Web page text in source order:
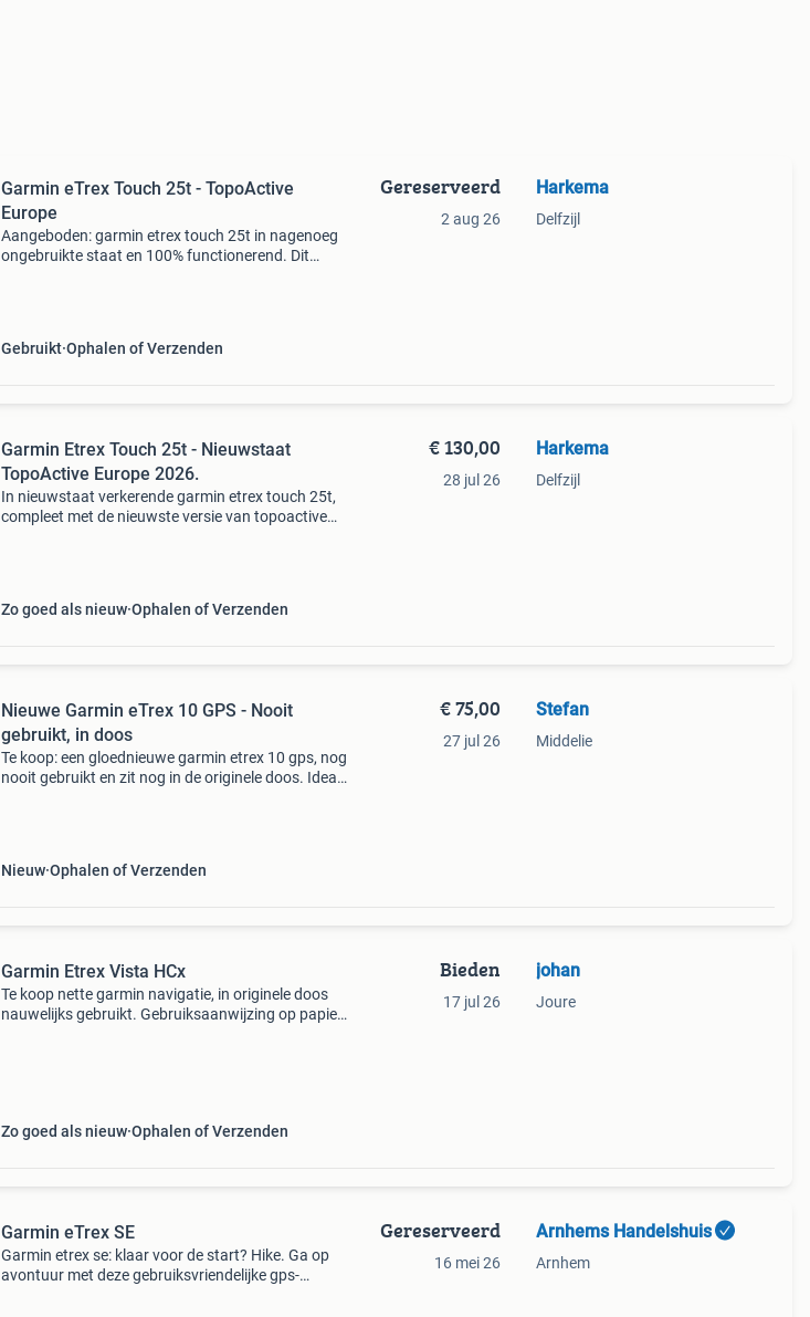
Garmin eTrex Touch 25t - TopoActive
Europe
Aangeboden: garmin etrex touch 25t in nagenoeg
ongebruikte staat en 100% functionerend. Dit
Gebruikt Ophalen of Verzenden
Gereserveerd
2 aug 26
Harkema
Delfzijl
Garmin Etrex Touch 25t - Nieuwstaat
TopoActive Europe 2026.
In nieuwstaat verkerende garmin etrex touch 25t,
compleet met de nieuwste versie van topoactive
Zo goed als nieuw Ophalen of Verzenden
€ 130,00
28 jul 26
Harkema
Delfzijl
Nieuwe Garmin eTrex 10 GPS - Nooit
gebruikt, in doos
Te koop: een gloednieuwe garmin etrex 10 gps, nog
nooit gebruikt en zit nog in de originele doos. Ideaal
Nieuw Ophalen of Verzenden
€ 75,00
27 jul 26
Stefan
Middelie
Garmin Etrex Vista HCx
Te koop nette garmin navigatie, in originele doos
nauwelijks gebruikt. Gebruiksaanwijzing op papier
Zo goed als nieuw Ophalen of Verzenden
Bieden
17 jul 26
johan
Joure
Garmin eTrex SE
Garmin etrex se: klaar voor de start? Hike. Ga op
avontuur met deze gebruiksvriendelijke gps-
Gereserveerd
16 mei 26
Arnhems Handelshuis
Arnhem